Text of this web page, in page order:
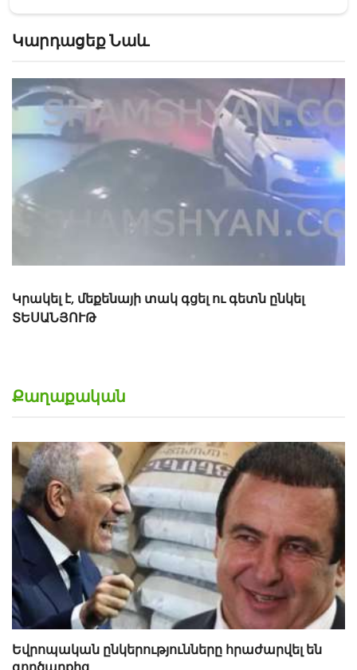
Կարդացեք Նաև
«Թուրքերը բացում են». Ինչ շշնջաց Միրզոյանը
Փաշինյանի ականջին ՏԵՍԱՆՅՈՒԹ
Քաղաքական
Եվրոպական ընկերությունները հրաժարվել են